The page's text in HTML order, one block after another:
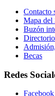
Contacto
Mapa del
Buzón
Becas
Redes